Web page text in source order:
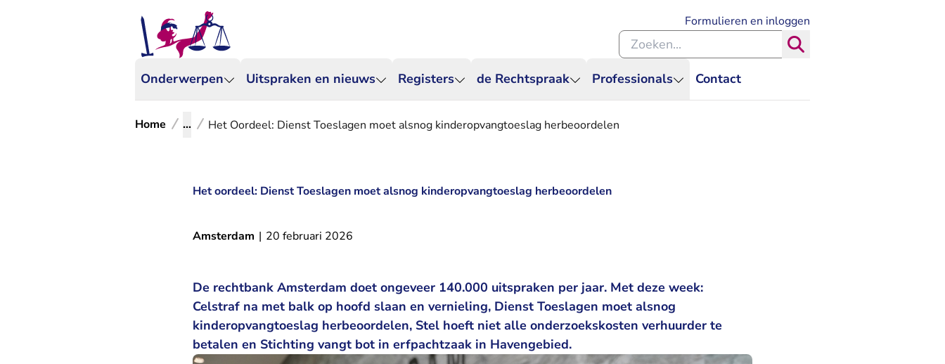
Onderwerpen Uitspraken en nieuws Registers de Rechtspraak Professionals Contact
Formulieren en inloggen
Zoeken binnen de Rechtspraak
Home ... Het Oordeel: Dienst Toeslagen moet alsnog kinderopvangtoeslag herbeoordelen
Het oordeel: Dienst Toeslagen moet alsnog kinderopvangtoeslag herbeoordelen
Amsterdam | 20 februari 2026
De rechtbank Amsterdam doet ongeveer 140.000 uitspraken per jaar. Met deze week:
Celstraf na met balk op hoofd slaan en vernieling, Dienst Toeslagen moet alsnog
kinderopvangtoeslag herbeoordelen, Stel hoeft niet alle onderzoekskosten verhuurder te
betalen en Stichting vangt bot in erfpachtzaak in Havengebied.